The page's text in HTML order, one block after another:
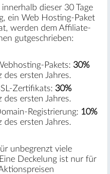
dieser 30 Tage
ein Web Hosting-Paket
werden dem Affiliate-
gutgeschrieben:
Pakets: 30%
ersten Jahres.
Zertifikats: 30%
ersten Jahres.
Registrierung: 10%
ersten Jahres.
unbegrenzt viele
Deckelung ist nur für